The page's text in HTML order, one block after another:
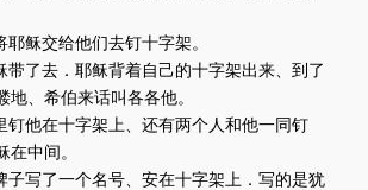
稣交给他们去钉十字架。
带了去．耶稣背着自己的十字架出来、到了
地、希伯来话叫各各他。
钉他在十字架上、还有两个人和他一同钉
在中间。
子写了一个名号、安在十字架上．写的是犹